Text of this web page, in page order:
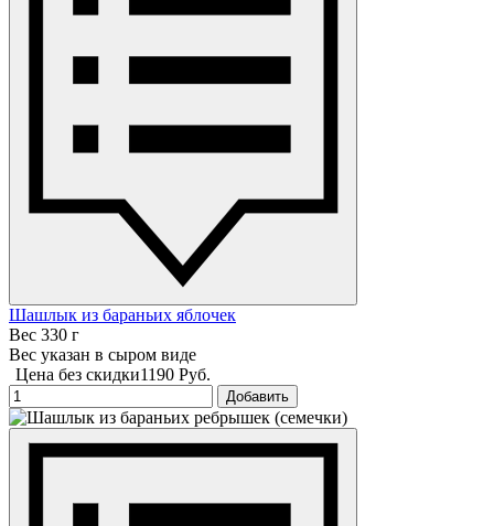
Шашлык из бараньих яблочек
Вес 330 г
Вес указан в сыром виде
Цена без скидки1190 Руб.
Добавить